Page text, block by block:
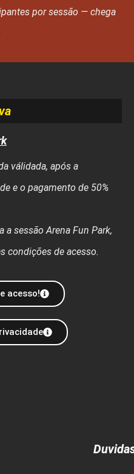
por sessão — chega
válidada, após a
e o pagamento de 50%
a sessão Arena Fun Park,
condições de acesso.
acesso!